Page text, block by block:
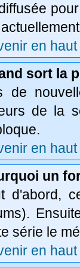
en haut
sort la
de
de la
en haut
un
d'abord,
série le
en haut